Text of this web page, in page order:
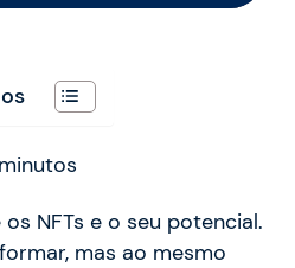
minutos
NFTs e o seu potencial.
mas ao mesmo